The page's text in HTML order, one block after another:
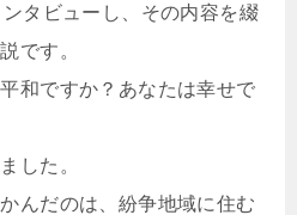
タビューし、その内容を綴
です。
和ですか？あなたは幸せで
した。
んだのは、紛争地域に住む